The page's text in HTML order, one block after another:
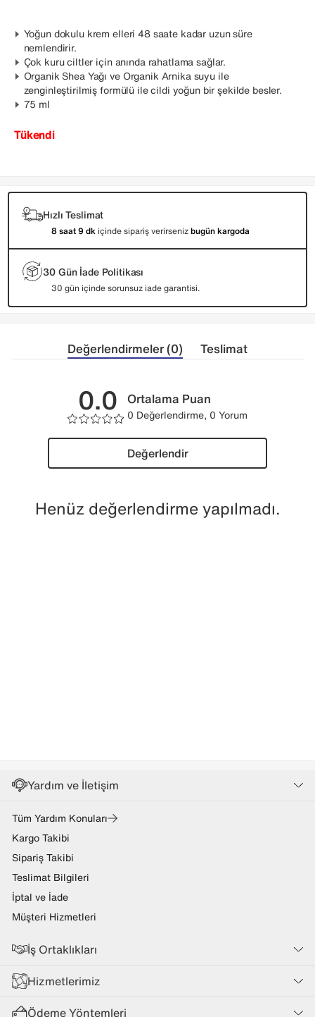
Yoğun dokulu krem elleri 48 saate kadar uzun süre
nemlendirir.
Çok kuru ciltler için anında rahatlama sağlar.
Organik Shea Yağı ve Organik Arnika suyu ile
zenginleştirilmiş formülü ile cildi yoğun bir şekilde besler.
75 ml
Tükendi
Hızlı Teslimat
8 saat 9 dk içinde sipariş verirsenizbugün kargoda
30 Gün İade Politikası
30 gün içinde sorunsuz iade garantisi.
Değerlendirmeler (0) Teslimat
0.0 Ortalama Puan
0 Değerlendirme, 0 Yorum
Değerlendir
Henüz değerlendirme yapılmadı.
Yardım ve İletişim
Tüm Yardım Konuları
Kargo Takibi
Sipariş Takibi
Teslimat Bilgileri
İptal ve İade
Müşteri Hizmetleri
İş Ortaklıkları
Hizmetlerimiz
Ödeme Yöntemleri